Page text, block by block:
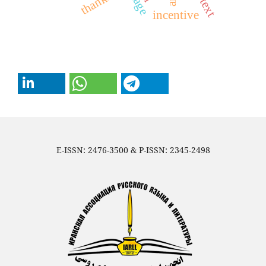
incentive
E-ISSN: 2476-3500 & P-ISSN: 2345-2498